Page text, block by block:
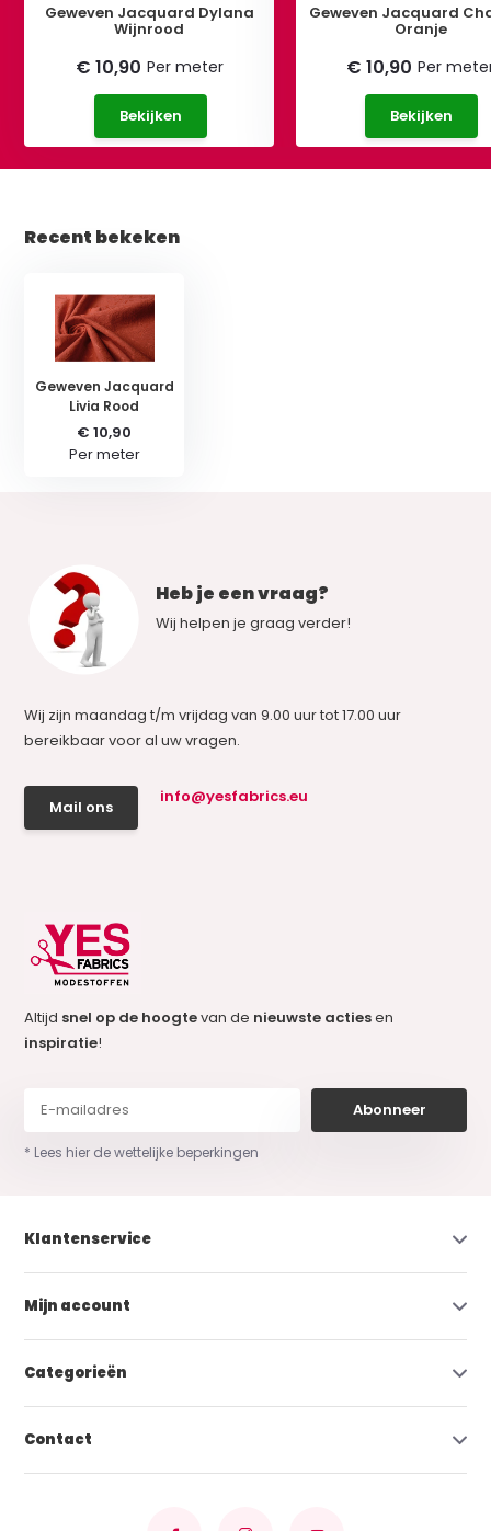
Geweven Jacquard Dylana
Wijnrood
€ 10,90 Per meter
Bekijken
Geweven Jacquard
Oranje
€ 10,90 Per
Bekijken
Recent bekeken
Geweven Jacquard
Livia Rood
€ 10,90
Per meter
Heb je een vraag?
Wij helpen je graag verder!
Wij zijn maandag t/m vrijdag van 9.00 uur tot 17.00 uur
bereikbaar voor al uw vragen.
Mail ons
info@yesfabrics.eu
Altijd snel op de hoogtevan de nieuwste actiesen
inspiratie!
Abonneer
* Lees hier de wettelijke beperkingen
Klantenservice
Mijn account
Categorieën
Contact